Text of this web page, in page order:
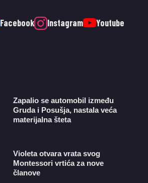
Facebook Instagram Youtube
Zapalio se automobil između
Gruda i Posušja, nastala veća
materijalna šteta
Violeta otvara vrata svog
Montessori vrtića za nove
članove